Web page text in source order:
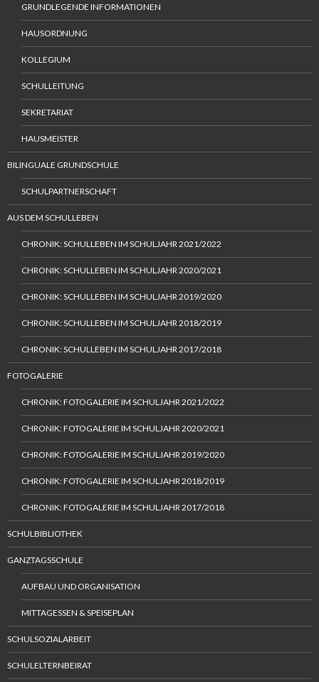
GRUNDLEGENDE INFORMATIONEN
HAUSORDNUNG
KOLLEGIUM
SCHULLEITUNG
SEKRETARIAT
HAUSMEISTER
BILINGUALE GRUNDSCHULE
SCHULPARTNERSCHAFT
AUS DEM SCHULLEBEN
CHRONIK: SCHULLEBEN IM SCHULJAHR 2021/2022
CHRONIK: SCHULLEBEN IM SCHULJAHR 2020/2021
CHRONIK: SCHULLEBEN IM SCHULJAHR 2019/2020
CHRONIK: SCHULLEBEN IM SCHULJAHR 2018/2019
CHRONIK: SCHULLEBEN IM SCHULJAHR 2017/2018
FOTOGALERIE
CHRONIK: FOTOGALERIE IM SCHULJAHR 2021/2022
CHRONIK: FOTOGALERIE IM SCHULJAHR 2020/2021
CHRONIK: FOTOGALERIE IM SCHULJAHR 2019/2020
CHRONIK: FOTOGALERIE IM SCHULJAHR 2018/2019
CHRONIK: FOTOGALERIE IM SCHULJAHR 2017/2018
SCHULBIBLIOTHEK
GANZTAGSSCHULE
AUFBAU UND ORGANISATION
MITTAGESSEN & SPEISEPLAN
SCHULSOZIALARBEIT
SCHULELTERNBEIRAT